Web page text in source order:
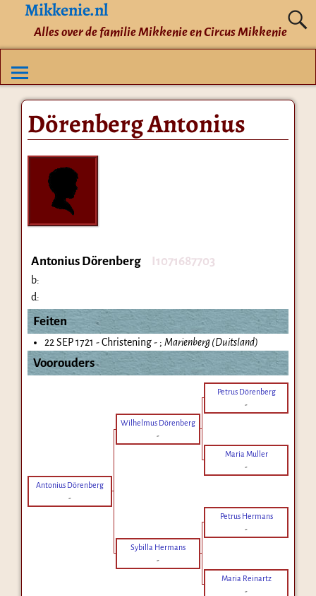
Mikkenie.nl
Alles over de familie Mikkenie en Circus Mikkenie
Dörenberg Antonius
Antonius Dörenberg I1071687703
b:
d:
Feiten
22 SEP 1721 - Christening - ; Marienberg (Duitsland)
Voorouders
Petrus Dörenberg
-
Wilhelmus Dörenberg
-
Maria Muller
-
Antonius Dörenberg
-
Petrus Hermans
-
Sybilla Hermans
-
Maria Reinartz
-